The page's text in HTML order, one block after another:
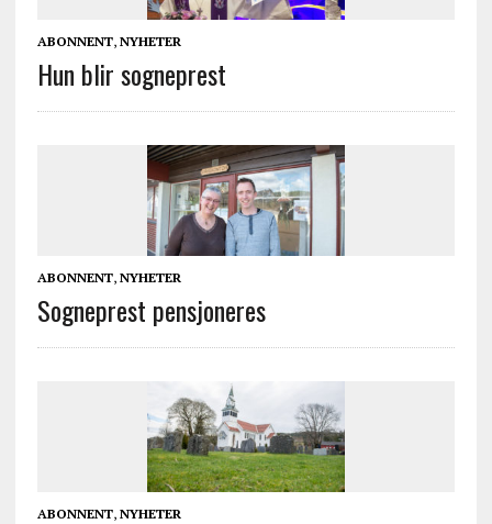
ABONNENT, NYHETER
Hun blir sogneprest
ABONNENT, NYHETER
Sogneprest pensjoneres
ABONNENT, NYHETER